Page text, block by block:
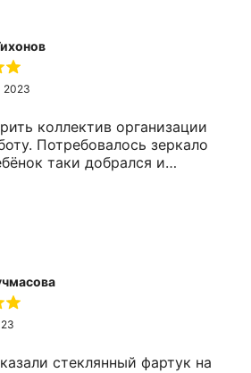
2023
коллектив организации
Потребовалось зеркало
таки добрался и
заказать заодно и в
по времени. Цена
стеклянный фартук на